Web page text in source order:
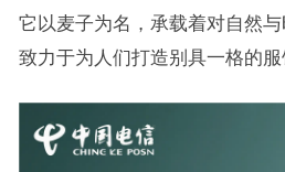
它以麦子为名，承载着对自然与
致力于为人们打造别具一格的服